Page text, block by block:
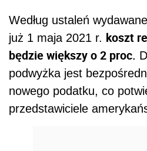
Według ustaleń
już 1 maja 2021 r. koszt
będzie większy o 2 proc.
podwyżka jest
nowego podatku, co
przedstawiciele